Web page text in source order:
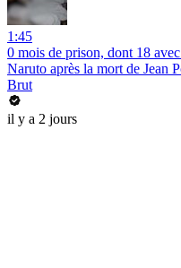
1:45
0 mois de prison, dont 18
Naruto après la mort de Jean
Brut
il y a 2 jours